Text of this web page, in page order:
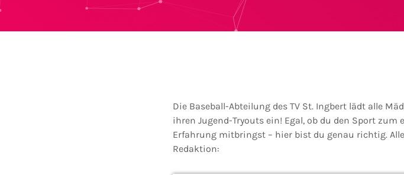
Die Baseball-Abteilung des TV St. Ingbert lädt alle
ihren Jugend-Tryouts ein! Egal, ob du den Sport
Erfahrung mitbringst – hier bist du genau richtig.
Redaktion: